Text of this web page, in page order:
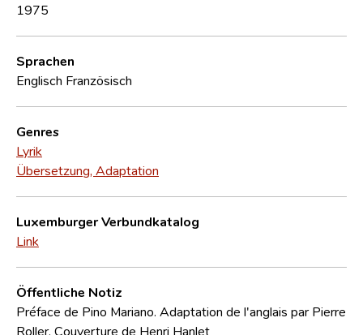
1975
Sprachen
Englisch Französisch
Genres
Lyrik
Übersetzung, Adaptation
Luxemburger Verbundkatalog
Link
Öffentliche Notiz
Préface de Pino Mariano. Adaptation de l'anglais par Pierre
Roller. Couverture de Henri Hanlet